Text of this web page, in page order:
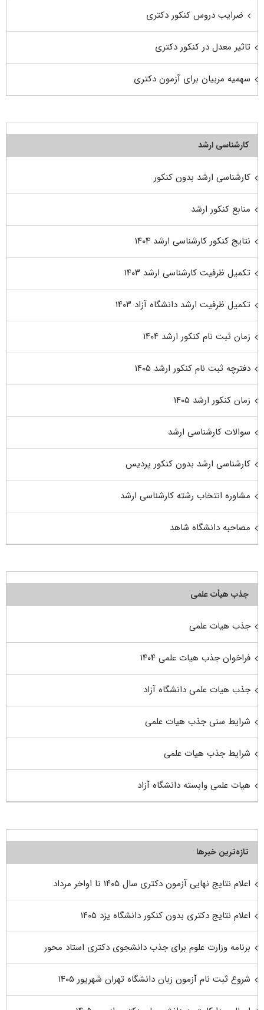
ضرایب دروس کنکور دکتری
تاثیر معدل در کنکور دکتری
سهمیه مربیان برای آزمون دکتری
کارشناسی ارشد
کارشناسی ارشد بدون کنکور
منابع کنکور ارشد
نتایج کنکور کارشناسی ارشد ۱۴۰۴
تکمیل ظرفیت کارشناسی ارشد ۱۴۰۳
تکمیل ظرفیت ارشد دانشگاه آزاد ۱۴۰۳
زمان ثبت نام کنکور ارشد ۱۴۰۴
دفترچه ثبت نام کنکور ارشد ۱۴۰۵
زمان کنکور ارشد ۱۴۰۵
سوالات کارشناسی ارشد
کارشناسی ارشد بدون کنکور پردیس
مشاوره انتخاب رشته کارشناسی ارشد
مصاحبه دانشگاه شاهد
جذب هیأت علمی
جذب هیات علمی
فراخوان جذب هیات علمی ۱۴۰۴
جذب هیات علمی دانشگاه آزاد
شرایط سنی جذب هیات علمی
شرایط جذب هیات علمی
هیات علمی وابسته دانشگاه آزاد
تازه‌ترین خبرها
اعلام نتایج نهایی آزمون دکتری سال ۱۴۰۵ تا اواخر مرداد
اعلام نتایج دکتری بدون کنکور دانشگاه یزد ۱۴۰۵
برنامه وزارت علوم برای جذب دانشجوی دکتری استاد محور
شروع ثبت نام آزمون زبان دانشگاه تهران شهریور ۱۴۰۵